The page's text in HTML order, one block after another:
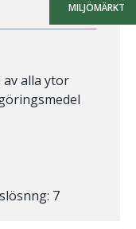
alla ytor
7
MILJÖMÄRKT